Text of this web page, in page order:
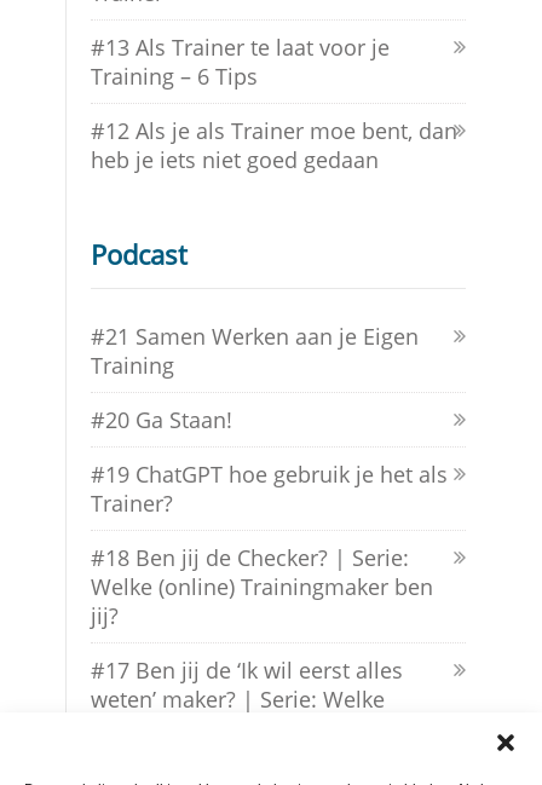
#13 Als Trainer te laat voor je
Training – 6 Tips
#12 Als je als Trainer moe bent, dan
heb je iets niet goed gedaan
Podcast
#21 Samen Werken aan je Eigen
Training
#20 Ga Staan!
#19 ChatGPT hoe gebruik je het als
Trainer?
#18 Ben jij de Checker? | Serie:
Welke (online) Trainingmaker ben
jij?
#17 Ben jij de ‘Ik wil eerst alles
weten’ maker? | Serie: Welke